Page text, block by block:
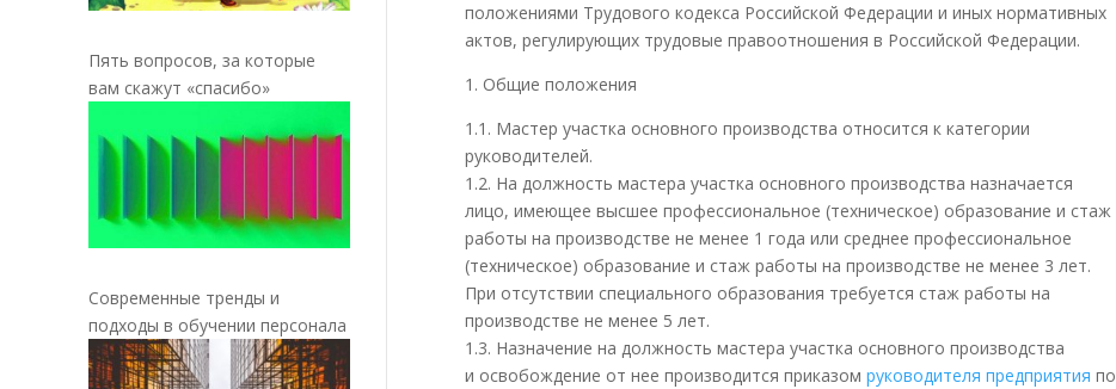
Пять вопросов, за которые
вам скажут «спасибо»
Современные тренды и
подходы в обучении персонала
положениями Трудового кодекса Российской Федерации и иных нормативных
актов, регулирующих трудовые правоотношения в Российской Федерации.
1. Общие положения
1.1. Мастер участка основного производства относится к категории
руководителей.
1.2. На должность мастера участка основного производства назначается
лицо, имеющее высшее профессиональное (техническое) образование и стаж
работы на производстве не менее 1 года или среднее профессиональное
(техническое) образование и стаж работы на производстве не менее 3 лет.
При отсутствии специального образования требуется стаж работы на
производстве не менее 5 лет.
1.3. Назначение на должность мастера участка основного производства
и освобождение от нее производится приказомруководителя предприятия по